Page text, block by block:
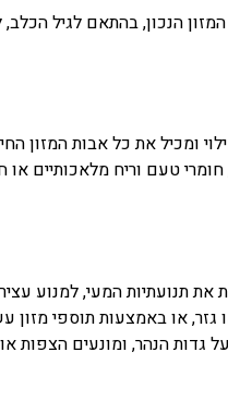
הנכון, בהתאם לגיל הכלב,
ומכיל את כל אבות המזון
טעם וריח מלאכותיים
את תנועתיות המעי, למנוע
או באמצעות תוספי מזון
גדות הנהר, ומונעים